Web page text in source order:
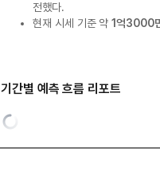
전했다.
현재 시세 기준 약1억3000
기간별 예측 흐름 리포트